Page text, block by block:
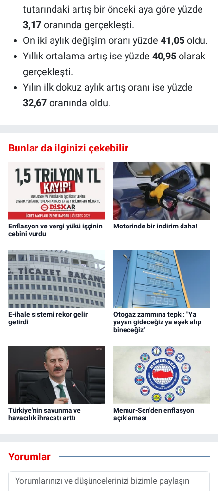
tutarındaki artış bir önceki aya göre yüzde
3,17oranında gerçekleşti.
On iki aylık değişim oranı yüzde 41,05oldu.
Yıllık ortalama artış ise yüzde 40,95olarak
gerçekleşti.
Yılın ilk dokuz aylık artış oranı ise yüzde
32,67oranında oldu.
Bunlar da ilginizi çekebilir
Enflasyon ve vergi yükü işçinin
cebini vurdu
Motorinde bir indirim daha!
E-ihale sistemi rekor gelir
getirdi
Otogaz zammına tepki: "Ya
yayan gideceğiz ya eşek alıp
bineceğiz"
Türkiye'nin savunma ve
havacılık ihracatı arttı
Memur-Sen'den enflasyon
açıklaması
Yorumlar